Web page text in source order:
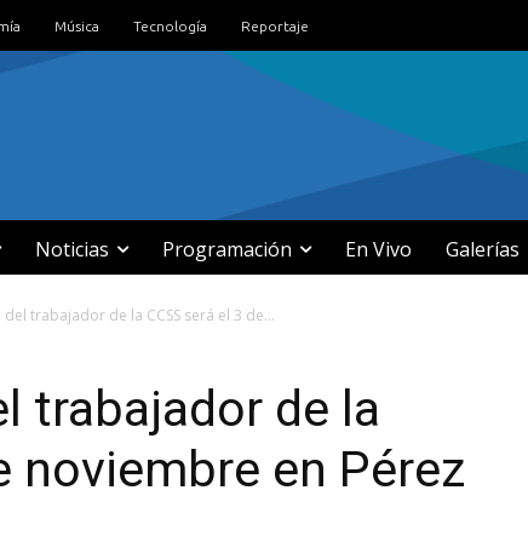
Música Tecnología Reportaje
Noticias Programación En Vivo Galerías
trabajador de la CCSS será el 3 de...
trabajador de la
noviembre en Pérez